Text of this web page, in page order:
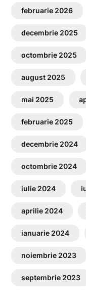
februarie 2026
decembrie 2025
octombrie 2025
august 2025
mai 2025
februarie 2025
decembrie 2024
octombrie 2024
iulie 2024
aprilie 2024
ianuarie 2024
noiembrie 2023
septembrie 2023